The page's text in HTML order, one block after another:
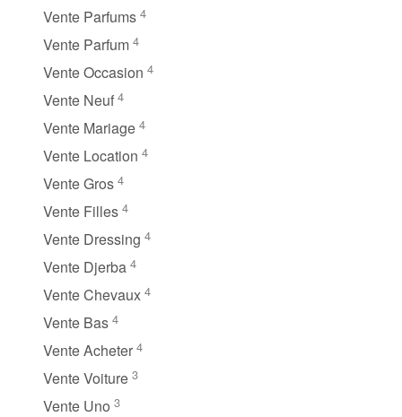
Vente Parfums 4
Vente Parfum 4
Vente Occasion 4
Vente Neuf 4
Vente Mariage 4
Vente Location 4
Vente Gros 4
Vente Filles 4
Vente Dressing 4
Vente Djerba 4
Vente Chevaux 4
Vente Bas 4
Vente Acheter 4
Vente Voiture 3
Vente Uno 3